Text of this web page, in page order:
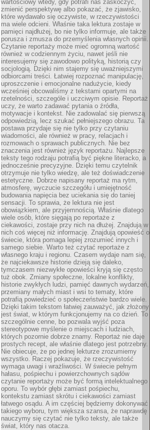
wartościowy wtedy, gdy potrafi nas zaskoczyć,
zmienić perspektywę albo pokazać, że zjawisko,
które wydawało się oczywiste, w rzeczywistości
ma wiele odcieni. Właśnie taka lektura zostaje w
pamięci najdłużej, bo nie tylko informuje, ale także
porusza i zmusza do przemyślenia własnych opinii.
Czytanie reportaży może mieć ogromną wartość
również w codziennym życiu, nawet jeśli nie
interesujemy się zawodowo polityką, historią czy
socjologią. Dzięki nim stajemy się uważniejszymi
odbiorcami treści. Łatwiej rozpoznać manipulację,
uproszczenie i emocjonalne nadużycie, kiedy
wcześniej obcowaliśmy z tekstami opartymi na
rzetelności, szczególe i uczciwym opisie. Reportaż
uczy, że warto zadawać pytania o źródła,
motywacje i kontekst. Nie zadowalać się pierwszą
odpowiedzią, lecz szukać pełniejszego obrazu. Ta
postawa przydaje się nie tylko przy czytaniu
wiadomości, ale również w pracy, relacjach i
rozmowach o sprawach publicznych. Nie bez
znaczenia jest również język reportażu. Najlepsze
teksty tego rodzaju potrafią być piękne literacko, a
jednocześnie precyzyjne. Dzięki temu czytelnik
otrzymuje nie tylko wiedzę, ale też doświadczenie
estetyczne. Dobrze napisany reportaż ma rytm,
atmosferę, wyczucie szczegółu i umiejętność
budowania napięcia bez uciekania się do taniej
sensacji. To sprawia, że lektura nie jest
obowiązkiem, ale przyjemnością. Właśnie dlatego
wiele osób, które sięgają po reportaże z
ciekawości, zostaje przy nich na dłużej. Znajdują w
nich coś więcej niż informację. Znajdują opowieść o
świecie, która pomaga lepiej zrozumieć innych i
samego siebie. Warto też czytać reportaże z
własnego kraju i regionu. Czasem wydaje nam się,
że najciekawsze historie dzieją się daleko,
tymczasem niezwykłe opowieści kryją się często
tuż obok. Zmiany społeczne, lokalne konflikty,
historie zwykłych ludzi, pamięć dawnych wydarzeń,
przemiany małych miast i wsi to tematy, które
potrafią powiedzieć o społeczeństwie bardzo wiele.
Dzięki takim tekstom łatwiej zauważyć, jak złożony
jest świat, w którym funkcjonujemy na co dzień. To
szczególnie cenne, bo pozwala wyjść poza
stereotypowe myślenie o miejscach i ludziach,
których pozornie dobrze znamy. Reportaż nie daje
prostych recept, ale właśnie dlatego jest potrzebny.
Nie obiecuje, że po jednej lekturze zrozumiemy
wszystko. Raczej pokazuje, że rzeczywistość
wymaga uwagi i wrażliwości. W świecie pełnym
hałasu, pośpiechu i powierzchownych sądów
czytanie reportaży może być formą intelektualnego
oporu. To wybór głębi zamiast pośpiechu,
kontekstu zamiast skrótu i ciekawości zamiast
łatwego osądu. A im częściej będziemy dokonywać
takiego wyboru, tym większa szansa, że naprawdę
nauczymy się czytać nie tylko teksty, ale także
świat, który nas otacza.